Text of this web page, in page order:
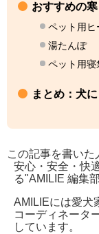
おすすめの
ペット用ヒ
湯たんぽ
ペット用寝
まとめ：犬
この記事を書いた
安心・安全・快
る"AMILIE 編集
AMILIEには愛犬
コーディネータ
しています。